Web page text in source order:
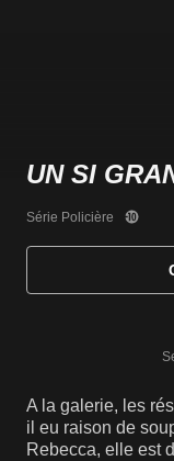
UN SI
Série Policière
A la galerie, les
il eu raison de
Rebecca, elle est